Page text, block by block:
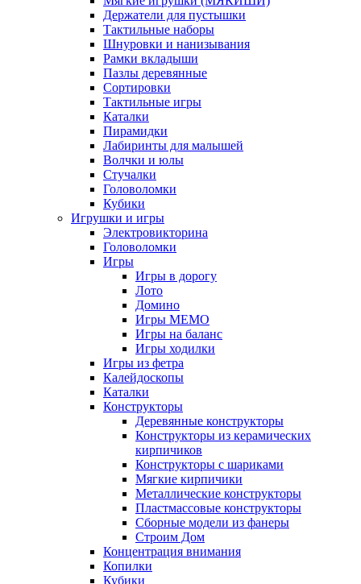
Держатели для пустышки
Тактильные наборы
Шнуровки и нанизывания
Рамки вкладыши
Пазлы деревянные
Сортировки
Тактильные игры
Каталки
Пирамидки
Лабиринты для малышей
Волчки и юлы
Стучалки
Головоломки
Кубики
Игрушки и игры
Электровикторина
Головоломки
Игры
Игры в дорогу
Лото
Домино
Игры МЕМО
Игры на баланс
Игры ходилки
Игры из фетра
Калейдоскопы
Каталки
Конструкторы
Деревянные конструкторы
Конструкторы из керамических
кирпичиков
Конструкторы с шариками
Мягкие кирпичики
Металлические конструкторы
Пластмассовые конструкторы
Сборные модели из фанеры
Строим Дом
Концентрация внимания
Копилки
Кубики